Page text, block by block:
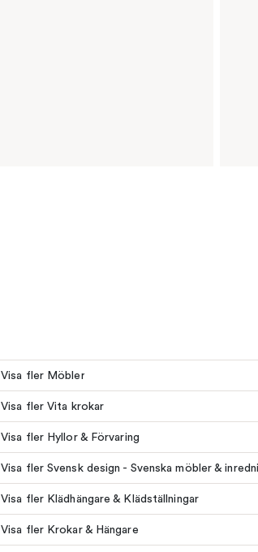
Visa fler Möbler
Visa fler Vita krokar
Visa fler Hyllor & Förvaring
Visa fler Svensk design - Svenska möbler &
Visa fler Klädhängare & Klädställningar
Visa fler Krokar & Hängare